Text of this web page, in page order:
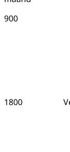
900
1800